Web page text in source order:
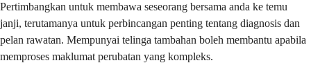
Pertimbangkan untuk membawa seseorang bersama anda ke temu
janji, terutamanya untuk perbincangan penting tentang diagnosis dan
pelan rawatan. Mempunyai telinga tambahan boleh membantu apabila
memproses maklumat perubatan yang kompleks.